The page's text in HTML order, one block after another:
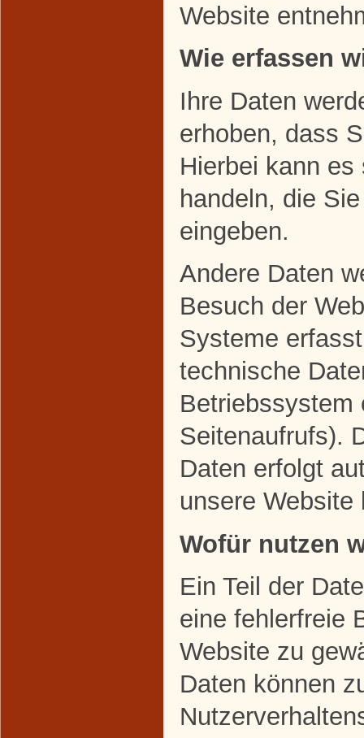
Website
Wie erfassen
Ihre Daten
erhoben, dass
Hierbei kann
handeln, die
eingeben.
Andere Daten
Besuch der
Systeme
technische
Betriebssystem
Seitenaufrufs).
Daten erfolgt
unsere Website
Wofür nutzen
Ein Teil der
eine fehlerfreie
Website zu
Daten können